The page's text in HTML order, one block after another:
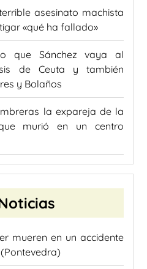
asesinato machista
«qué ha fallado»
que Sánchez vaya al
de Ceuta y también
y Bolaños
la expareja de la
murió en un centro
mueren en un accidente